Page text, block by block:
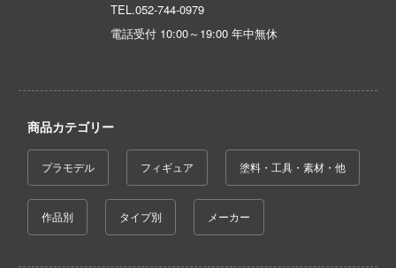
トブキ飛行隊
ード
SISTERS (サーティ ミニッツ シス
OF FIGHTERS
FANTASY(サーティ ミニッツ ファン
TEL.052-744-0979
電話受付 10:00～19:00 年中無休
商品カテゴリー
プラモデル フィギュア 塗料・工具・素材・他
作品別 タイプ別 メーカー